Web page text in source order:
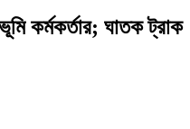
কর্মকর্তার; ঘাতক ট্রাক